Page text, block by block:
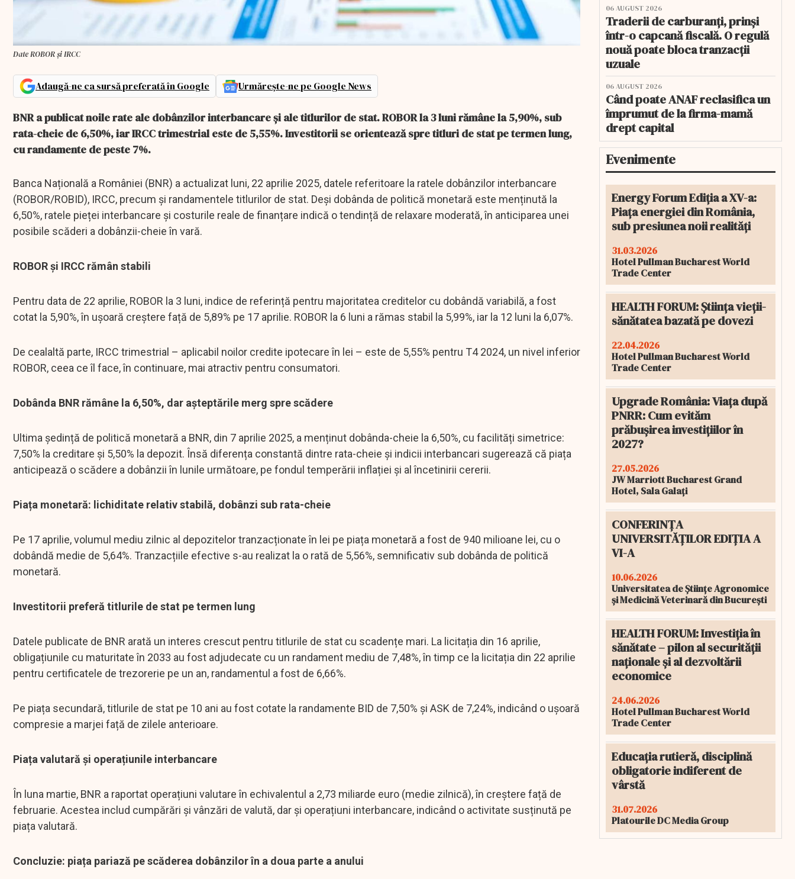
Date ROBOR și IRCC
Adaugă-ne ca sursă preferată în Google Urmărește-ne pe Google News
BNR a publicat noile rate ale dobânzilor interbancare și ale titlurilor de stat. ROBOR la 3 luni rămâne la 5,90%, sub
rata-cheie de 6,50%, iar IRCC trimestrial este de 5,55%. Investitorii se orientează spre titluri de stat pe termen lung,
cu randamente de peste 7%.
Banca Națională a României (BNR) a actualizat luni, 22 aprilie 2025, datele referitoare la ratele dobânzilor interbancare
(ROBOR/ROBID), IRCC, precum și randamentele titlurilor de stat. Deși dobânda de politică monetară este menținută la
6,50%, ratele pieței interbancare și costurile reale de finanțare indică o tendință de relaxare moderată, în anticiparea unei
posibile scăderi a dobânzii-cheie în vară.
ROBOR și IRCC rămân stabili
Pentru data de 22 aprilie, ROBOR la 3 luni, indice de referință pentru majoritatea creditelor cu dobândă variabilă, a fost
cotat la 5,90%, în ușoară creștere față de 5,89% pe 17 aprilie. ROBOR la 6 luni a rămas stabil la 5,99%, iar la 12 luni la 6,07%.
De cealaltă parte, IRCC trimestrial – aplicabil noilor credite ipotecare în lei – este de 5,55% pentru T4 2024, un nivel inferior
ROBOR, ceea ce îl face, în continuare, mai atractiv pentru consumatori.
Dobânda BNR rămâne la 6,50%, dar așteptările merg spre scădere
Ultima ședință de politică monetară a BNR, din 7 aprilie 2025, a menținut dobânda-cheie la 6,50%, cu facilități simetrice:
7,50% la creditare și 5,50% la depozit. Însă diferența constantă dintre rata-cheie și indicii interbancari sugerează că piața
anticipează o scădere a dobânzii în lunile următoare, pe fondul temperării inflației și al încetinirii cererii.
Piața monetară: lichiditate relativ stabilă, dobânzi sub rata-cheie
Pe 17 aprilie, volumul mediu zilnic al depozitelor tranzacționate în lei pe piața monetară a fost de 940 milioane lei, cu o
dobândă medie de 5,64%. Tranzacțiile efective s-au realizat la o rată de 5,56%, semnificativ sub dobânda de politică
monetară.
Investitorii preferă titlurile de stat pe termen lung
Datele publicate de BNR arată un interes crescut pentru titlurile de stat cu scadențe mari. La licitația din 16 aprilie,
obligațiunile cu maturitate în 2033 au fost adjudecate cu un randament mediu de 7,48%, în timp ce la licitația din 22 aprilie
pentru certificatele de trezorerie pe un an, randamentul a fost de 6,66%.
Pe piața secundară, titlurile de stat pe 10 ani au fost cotate la randamente BID de 7,50% și ASK de 7,24%, indicând o ușoară
compresie a marjei față de zilele anterioare.
Piața valutară și operațiunile interbancare
În luna martie, BNR a raportat operațiuni valutare în echivalentul a 2,73 miliarde euro (medie zilnică), în creștere față de
februarie. Acestea includ cumpărări și vânzări de valută, dar și operațiuni interbancare, indicând o activitate susținută pe
piața valutară.
Concluzie: piața pariază pe scăderea dobânzilor în a doua parte a anului
06 AUGUST 2026
Traderii de carburanți, prinși
într-o capcană fiscală. O regulă
nouă poate bloca tranzacții
uzuale
06 AUGUST 2026
Când poate ANAF reclasifica un
împrumut de la firma-mamă
drept capital
Evenimente
Energy Forum Ediția a XV-a:
Piața energiei din România,
sub presiunea noii realități
31.03.2026
Hotel Pullman Bucharest World
Trade Center
HEALTH FORUM: Știința vieții-
sănătatea bazată pe dovezi
22.04.2026
Hotel Pullman Bucharest World
Trade Center
Upgrade România: Viața după
PNRR: Cum evităm
prăbușirea investițiilor în
2027?
27.05.2026
JW Marriott Bucharest Grand
Hotel, Sala Galați
CONFERINȚA
UNIVERSITĂȚILOR EDIȚIA A
VI-A
10.06.2026
Universitatea de Științe Agronomice
și Medicină Veterinară din București
HEALTH FORUM: Investiția în
sănătate – pilon al securității
naționale și al dezvoltării
economice
24.06.2026
Hotel Pullman Bucharest World
Trade Center
Educația rutieră, disciplină
obligatorie indiferent de
vârstă
31.07.2026
Platourile DC Media Group